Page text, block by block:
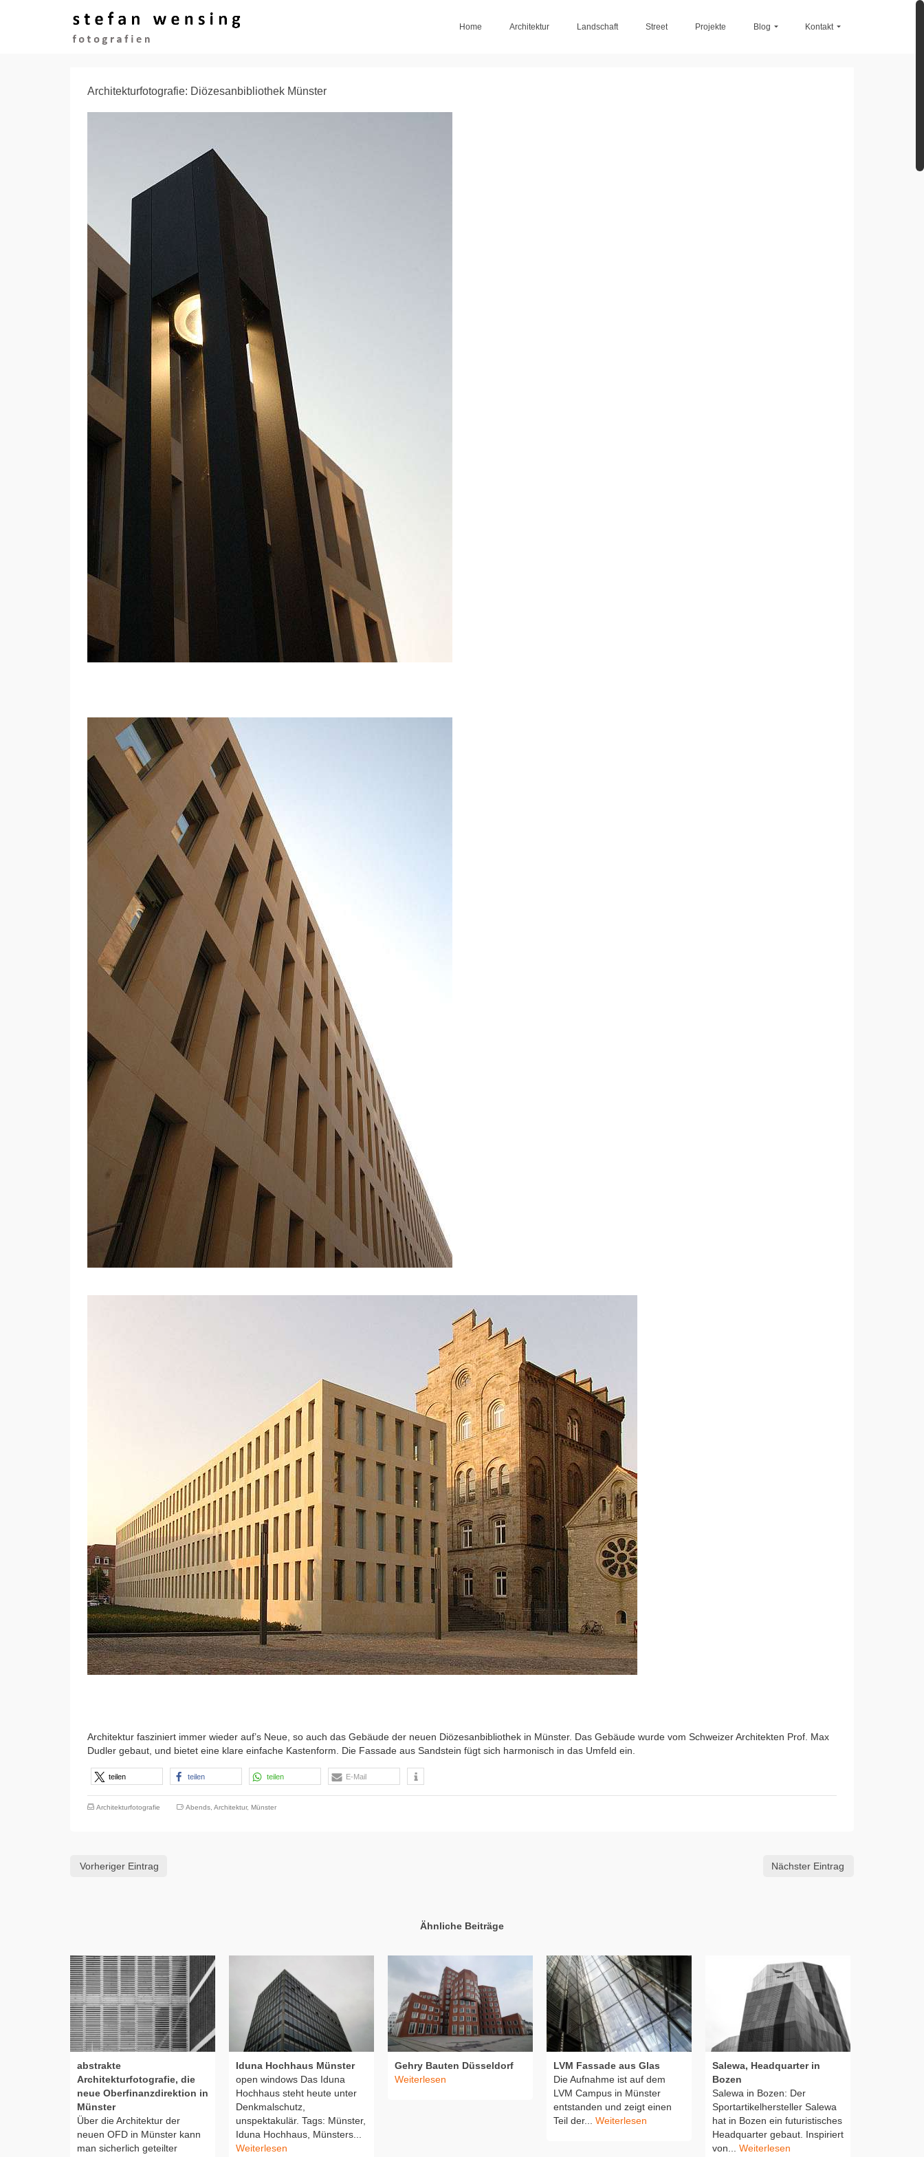
Home Architektur Landschaft Street Projekte Blog Kontakt
Architekturfotografie: Diözesanbibliothek Münster
Architektur fasziniert immer wieder auf’s Neue, so auch das Gebäude der neuen Diözesanbibliothek in Münster. Das Gebäude wurde vom Schweizer Architekten Prof. Max
Dudler gebaut, und bietet eine klare einfache Kastenform. Die Fassade aus Sandstein fügt sich harmonisch in das Umfeld ein.
teilen teilen teilen E-Mail
Architekturfotografie Abends Architektur, Münster
Vorheriger Eintrag Nächster Eintrag
Ähnliche Beiträge
abstrakte
Architekturfotografie, die
neue Oberfinanzdirektion in
Münster
Über die Architektur der
neuen OFD in Münster kann
man sicherlich geteilter
Iduna Hochhaus Münster
open windows Das Iduna
Hochhaus steht heute unter
Denkmalschutz,
unspektakulär. Tags: Münster,
Iduna Hochhaus, Münsters...
Weiterlesen
Gehry Bauten Düsseldorf
Weiterlesen
LVM Fassade aus Glas
Die Aufnahme ist auf dem
LVM Campus in Münster
entstanden und zeigt einen
Teil der... Weiterlesen
Salewa, Headquarter in
Bozen
Salewa in Bozen: Der
Sportartikelhersteller Salewa
hat in Bozen ein futuristisches
Headquarter gebaut. Inspiriert
von... Weiterlesen